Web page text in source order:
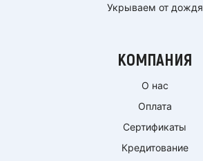
Укрываем от дождя
КОМПАНИЯ
О нас
Оплата
Сертификаты
Кредитование